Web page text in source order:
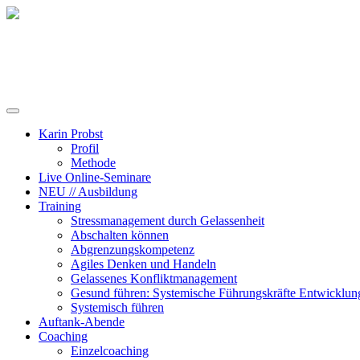
Karin Probst
Profil
Methode
Live Online-Seminare
NEU // Ausbildung
Training
Stressmanagement durch Gelassenheit
Abschalten können
Abgrenzungskompetenz
Agiles Denken und Handeln
Gelassenes Konfliktmanagement
Gesund führen: Systemische Führungskräfte
Systemisch führen
Auftank-Abende
Coaching
Einzelcoaching